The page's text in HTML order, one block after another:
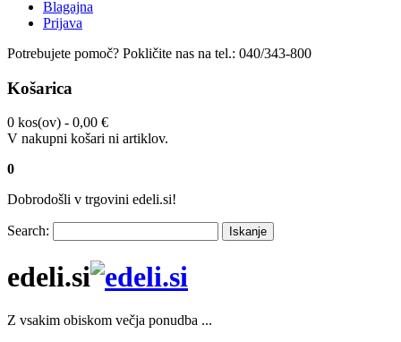
Blagajna
Prijava
Potrebujete pomoč? Pokličite nas na tel.: 040/343-800
Košarica
0 kos(ov) - 0,00 €
V nakupni košari ni artiklov.
0
Dobrodošli v trgovini edeli.si!
Search: Iskanje
edeli.si
Z vsakim obiskom večja ponudba ...